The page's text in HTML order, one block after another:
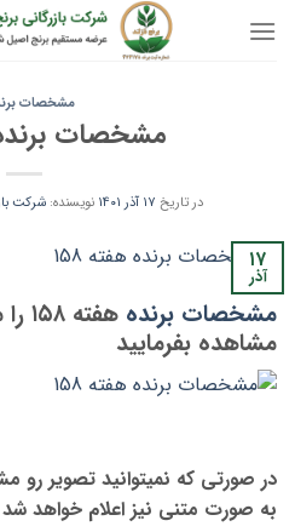
مشخصات
مشخصات برنده
در تاریخ ۱۷ آذر ۱۴۰۱ نویسنده: شرکت
۱۷
آذر
مشخصات برنده
مشاهده بفرمایید
به صورت متنی نیز اعلام خواهد شد